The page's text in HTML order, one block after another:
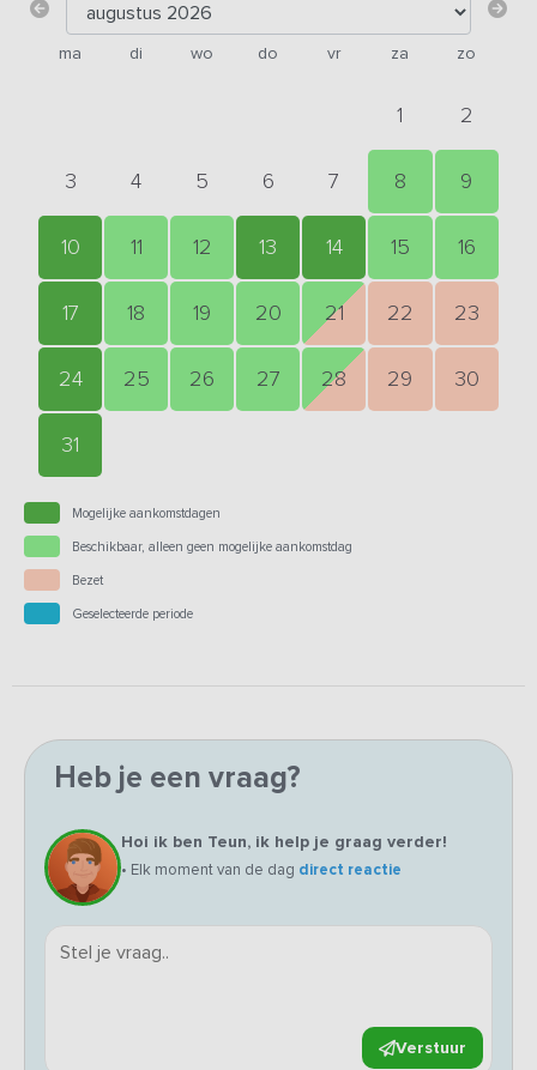
ma di wo do vr za zo
1 2
3 4 5 6 7 8 9
10 11 12 13 14 15 16
17 18 19 20 21 22 23
24 25 26 27 28 29 30
31
Mogelijke aankomstdagen
Beschikbaar, alleen geen mogelijke aankomstdag
Bezet
Geselecteerde periode
Heb je een vraag?
Hoi ik ben Teun, ik help je graag verder!
• Elk moment van de dag direct reactie
Verstuur